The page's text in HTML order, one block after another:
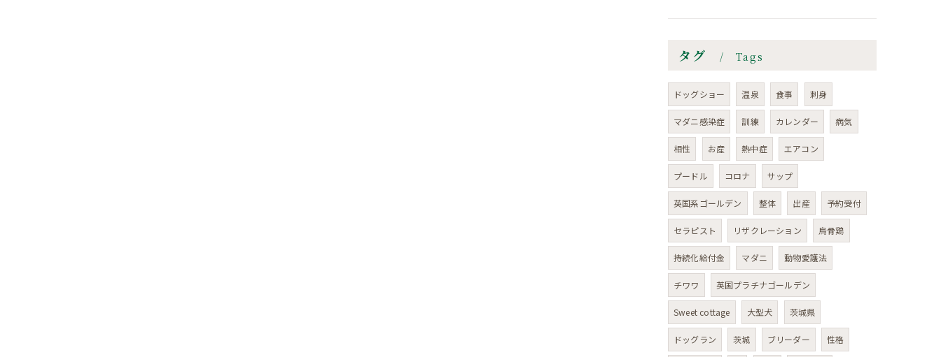
タグ Tags
ドッグショー 温泉 食事 刺身
マダニ感染症 訓練 カレンダー 病気
相性 お産 熱中症 エアコン
プードル コロナ サップ
英国系ゴールデン 整体 出産 予約受付
セラピスト リザクレーション 烏骨鶏
持続化給付金 マダニ 動物愛護法
チワワ 英国プラチナゴールデン
Sweet cottage 大型犬 茨城県
ドッグラン 茨城 ブリーダー 性格